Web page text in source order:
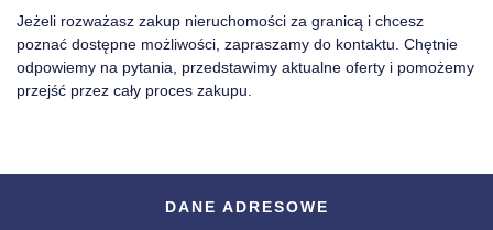
Jeżeli rozważasz zakup nieruchomości za granicą i chcesz
poznać dostępne możliwości, zapraszamy do kontaktu. Chętnie
odpowiemy na pytania, przedstawimy aktualne oferty i pomożemy
przejść przez cały proces zakupu.
DANE ADRESOWE